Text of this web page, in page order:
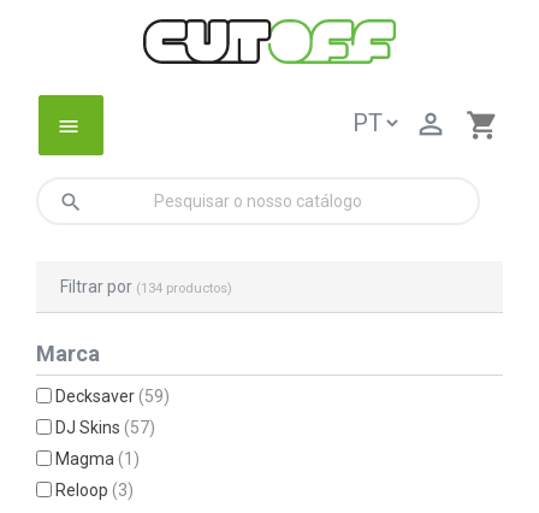
menu shopping_cart

search
Filtrar por (134 productos)
Marca
Decksaver(59)
DJ Skins(57)
Magma(1)
Reloop(3)